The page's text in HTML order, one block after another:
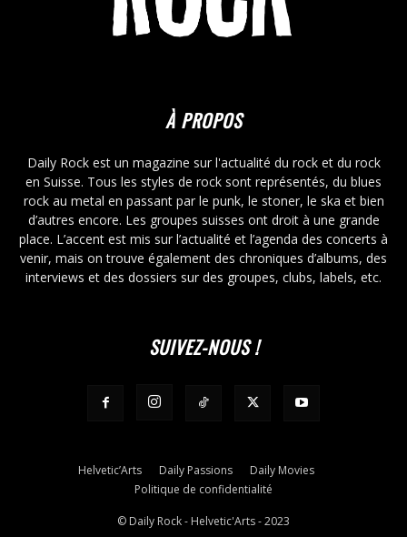
À PROPOS
Daily Rock est un magazine sur l'actualité du rock et du rock
en Suisse. Tous les styles de rock sont représentés, du blues
rock au metal en passant par le punk, le stoner, le ska et bien
d’autres encore. Les groupes suisses ont droit à une grande
place. L’accent est mis sur l’actualité et l’agenda des concerts à
venir, mais on trouve également des chroniques d’albums, des
interviews et des dossiers sur des groupes, clubs, labels, etc.
SUIVEZ-NOUS !
Helvetic’Arts Daily Passions
Daily Movies
Politique de confidentialité
© Daily Rock - Helvetic'Arts - 2023